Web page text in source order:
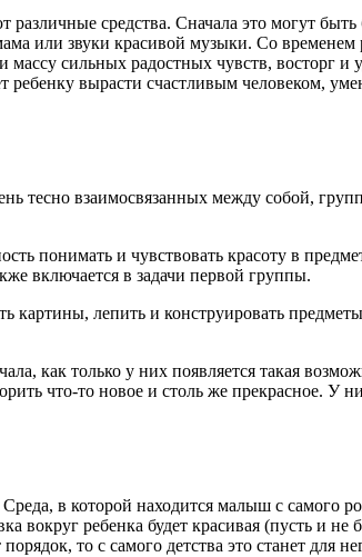
различные средства. Сначала это могут
или звуки красивой музыки. Со временем
сильных радостных чувств, восторг и
ребенку вырасти счастливым человеком,
тесно взаимосвязанных между собой,
понимать и чувствовать красоту в
включается в задачи первой группы.
картины, лепить и конструировать
как только у них появляется такая
что-то новое и столь же прекрасное. У
в которой находится малыш с самого
ребенка будет красивая (пусть и не
то с самого детства это станет для